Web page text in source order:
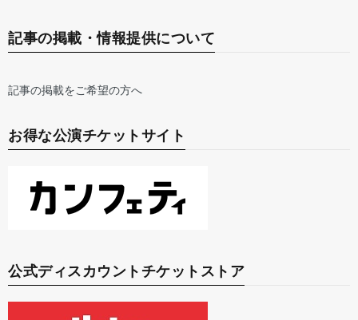
記事の掲載・情報提供について
記事の掲載をご希望の方へ
お得な公演チケットサイト
公式ディスカウントチケットストア